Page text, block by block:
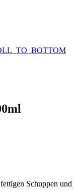
Schuppen und